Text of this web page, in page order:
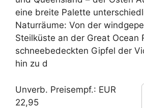
eine breite Palette
Naturräume: Von der
Steilküste an der Great Ocean
schneebedeckten Gipfel der
hin zu d
Unverb. Preisempf.: EUR
22,95